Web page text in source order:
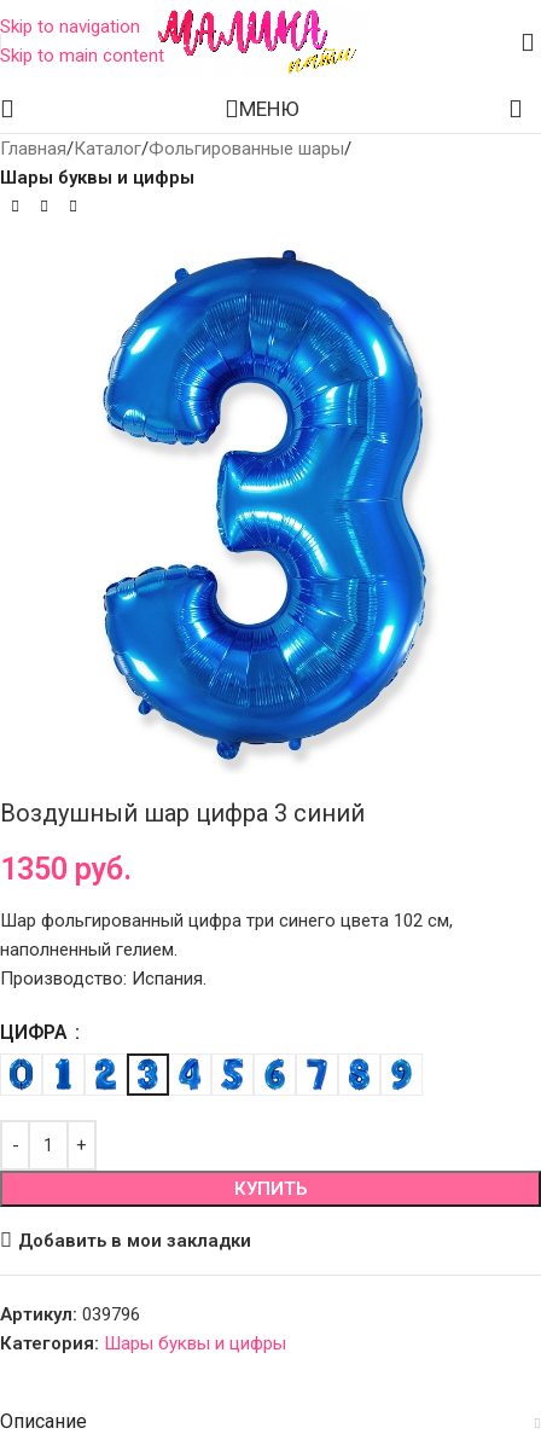
Skip to navigation
Skip to main content
МЕНЮ
Главная Каталог Фольгированные шары
Шары буквы и цифры
Воздушный шар цифра 3 синий
1350 руб.
Шар фольгированный цифра три синего цвета 102 см,
наполненный гелием.
Производство: Испания.
ЦИФРА
КУПИТЬ
Добавить в мои закладки
Артикул: 039796
Категория: Шары буквы и цифры
Описание